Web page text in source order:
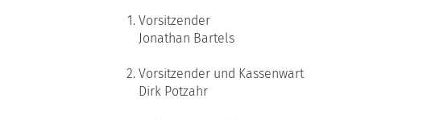
Vorsitzender
Jonathan Bartels
Vorsitzender und Kassenwart
Dirk Potzahr